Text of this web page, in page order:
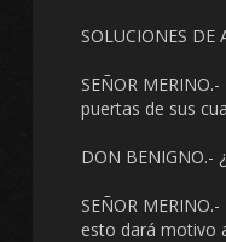
SOLUCIONES DE
SEÑOR
puertas de sus
DON BENIGNO.-
SEÑOR
esto dará motivo